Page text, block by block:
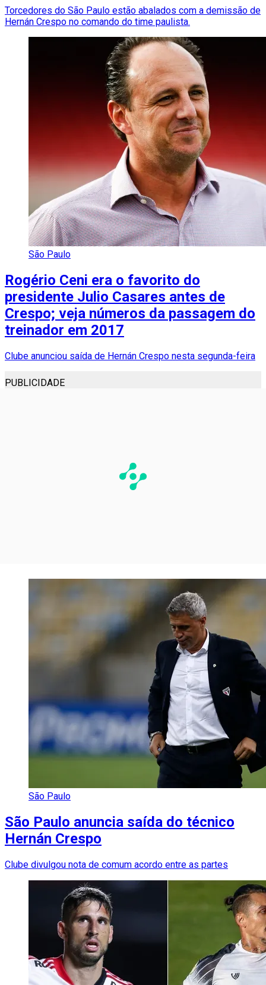
Torcedores do São Paulo estão abalados com a demissão de
Hernán Crespo no comando do time paulista.
São Paulo
Rogério Ceni era o favorito do
presidente Julio Casares antes de
Crespo; veja números da passagem do
treinador em 2017
Clube anunciou saída de Hernán Crespo nesta segunda-feira
PUBLICIDADE
São Paulo
São Paulo anuncia saída do técnico
Hernán Crespo
Clube divulgou nota de comum acordo entre as partes